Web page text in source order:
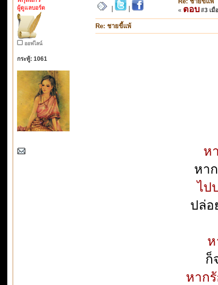
ผู้ดูแลบอร์ด
ออฟไลน์
กระทู้: 1061
« ตอบ #3 เมื่
Re: ชายขี้แพ้
ห
หา
ไป
ปล่อ
ก็
หาก